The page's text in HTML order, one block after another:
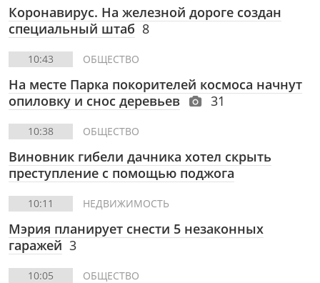
Коронавирус. На железной дороге создан
специальный штаб 8
10:43 ОБЩЕСТВО
На месте Парка покорителей космоса начнут
опиловку и снос деревьев
31
10:38 ОБЩЕСТВО
Виновник гибели дачника хотел скрыть
преступление с помощью поджога
10:11 НЕДВИЖИМОСТЬ
Мэрия планирует снести 5 незаконных
гаражей 3
10:05 ОБЩЕСТВО